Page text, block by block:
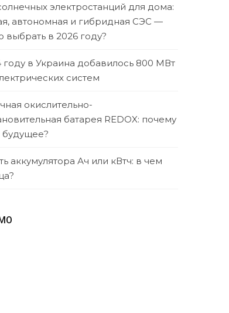
электростанций для дома:
автономная и гибридная СЭС —
выбрать в 2026 году?
году в Украина добавилось 800 МВт
систем
окислительно-
батарея REDOX: почему
будущее?
аккумулятора Ач или кВтч: в чем